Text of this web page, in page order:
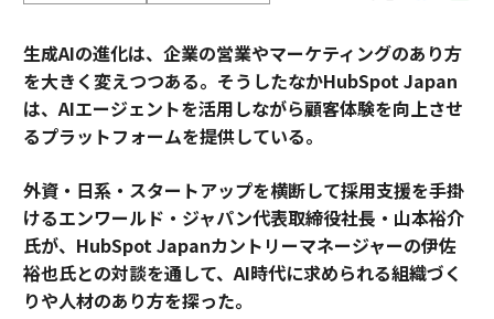
生成AIの進化は、企業の営業やマーケティングのあり方
を大きく変えつつある。そうしたなかHubSpot Japan
は、AIエージェントを活用しながら顧客体験を向上させ
るプラットフォームを提供している。
外資・日系・スタートアップを横断して採用支援を手掛
けるエンワールド・ジャパン代表取締役社長・山本裕介
氏が、HubSpot Japanカントリーマネージャーの伊佐
裕也氏との対談を通して、AI時代に求められる組織づく
りや人材のあり方を探った。